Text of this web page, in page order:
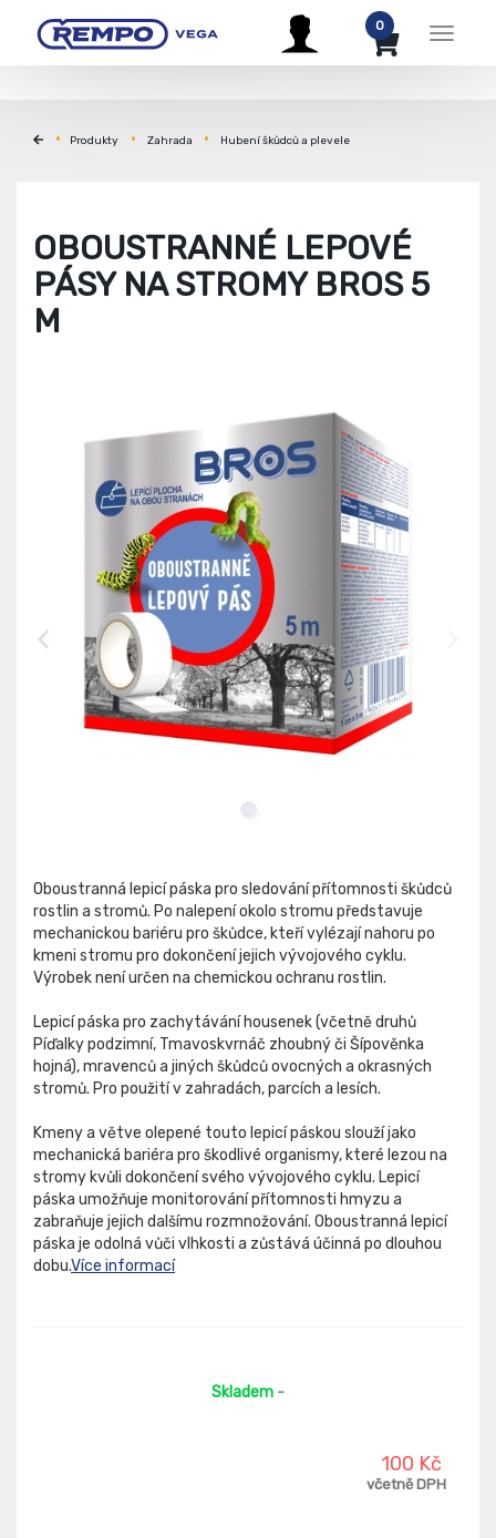
Menu
0
Produkty Zahrada Hubení škůdců a plevele
OBOUSTRANNÉ LEPOVÉ
PÁSY NA STROMY BROS 5
M
Oboustranná lepicí páska pro sledování přítomnosti škůdců
rostlin a stromů. Po nalepení okolo stromu představuje
mechanickou bariéru pro škůdce, kteří vylézají nahoru po
kmeni stromu pro dokončení jejich vývojového cyklu.
Výrobek není určen na chemickou ochranu rostlin.
Lepicí páska pro zachytávání housenek (včetně druhů
Píďalky podzimní, Tmavoskvrnáč zhoubný či Šípověnka
hojná), mravenců a jiných škůdců ovocných a okrasných
stromů. Pro použití v zahradách, parcích a lesích.
Kmeny a větve olepené touto lepicí páskou slouží jako
mechanická bariéra pro škodlivé organismy, které lezou na
stromy kvůli dokončení svého vývojového cyklu. Lepicí
páska umožňuje monitorování přítomnosti hmyzu a
zabraňuje jejich dalšímu rozmnožování. Oboustranná lepicí
páska je odolná vůči vlhkosti a zůstává účinná po dlouhou
dobu.Více informací
Skladem -
100 Kč
včetně DPH